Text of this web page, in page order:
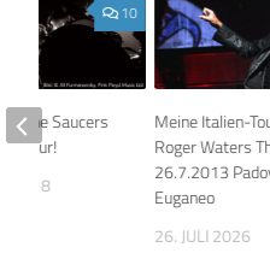
Meine Italien-
Roger Waters
26.7.2013
Euganeo
26. JULI 2026
10
& The Saucers
Tour!
2018